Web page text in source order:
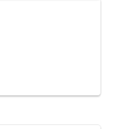
られるため、バー
て...